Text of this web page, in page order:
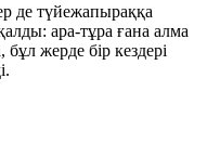
де түйежапыраққа
ара-тұра ғана алма
жерде бір кездері